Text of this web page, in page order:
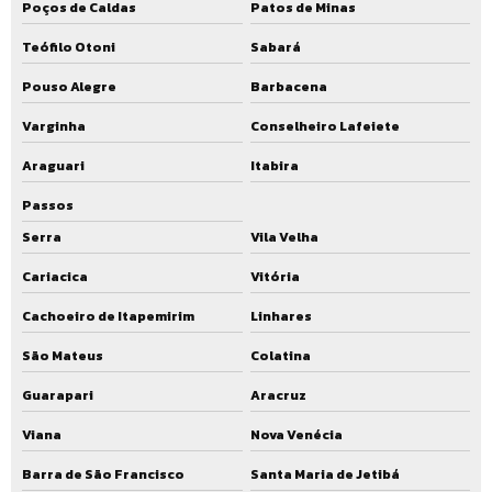
Projeto de ete
Projeto de ete industrial
Projeto de ete para condomínio
Projeto de ete residencial
Projeto estação elevatória de esgoto
Projeto estação elevatória de esgoto residencial
Projeto ete compacta
Projeto ete eta
Projeto executivo de ete
Projeto executivo estação de tratamento de esgoto
Poços de Caldas
Patos de Minas
Teófilo Otoni
Sabará
Pouso Alegre
Barbacena
Varginha
Conselheiro Lafeiete
Araguari
Itabira
Passos
Serra
Vila Velha
Cariacica
Vitória
Cachoeiro de Itapemirim
Linhares
São Mateus
Colatina
Guarapari
Aracruz
Viana
Nova Venécia
Barra de São Francisco
Santa Maria de Jetibá